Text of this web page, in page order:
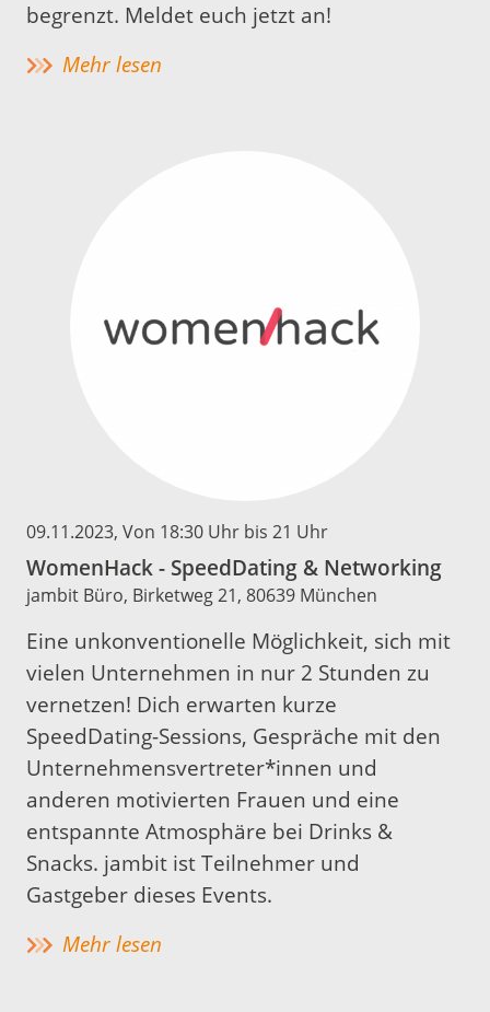
begrenzt. Meldet euch jetzt an!
Mehr lesen
09.11.2023, Von 18:30 Uhr bis 21 Uhr
WomenHack - SpeedDating & Networking
jambit Büro, Birketweg 21, 80639 München
Eine unkonventionelle Möglichkeit, sich mit
vielen Unternehmen in nur 2 Stunden zu
vernetzen! Dich erwarten kurze
SpeedDating-Sessions, Gespräche mit den
Unternehmensvertreter*innen und
anderen motivierten Frauen und eine
entspannte Atmosphäre bei Drinks &
Snacks. jambit ist Teilnehmer und
Gastgeber dieses Events.
Mehr lesen